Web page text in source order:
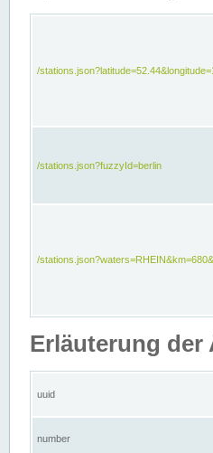
/
/stations.json?fuzzyId=berlin
/
Erläuterung der
uuid
number